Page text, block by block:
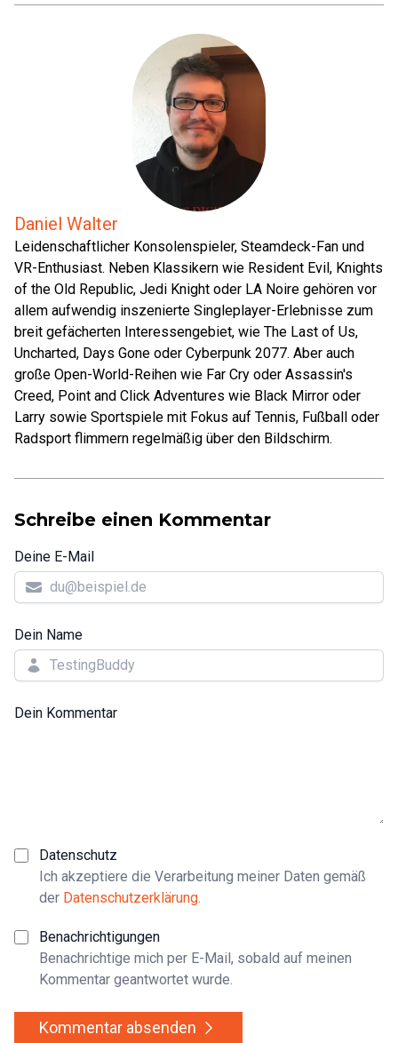
Daniel Walter
Leidenschaftlicher Konsolenspieler, Steamdeck-Fan und
VR-Enthusiast. Neben Klassikern wie Resident Evil, Knights
of the Old Republic, Jedi Knight oder LA Noire gehören vor
allem aufwendig inszenierte Singleplayer-Erlebnisse zum
breit gefächerten Interessengebiet, wie The Last of Us,
Uncharted, Days Gone oder Cyberpunk 2077. Aber auch
große Open-World-Reihen wie Far Cry oder Assassin's
Creed, Point and Click Adventures wie Black Mirror oder
Larry sowie Sportspiele mit Fokus auf Tennis, Fußball oder
Radsport flimmern regelmäßig über den Bildschirm.
Schreibe einen Kommentar
Deine E-Mail
Dein Name
Dein Kommentar
Datenschutz
Ich akzeptiere die Verarbeitung meiner Daten gemäß
der Datenschutzerklärung
Benachrichtigungen
Benachrichtige mich per E-Mail, sobald auf meinen
Kommentar geantwortet wurde.
Kommentar absenden